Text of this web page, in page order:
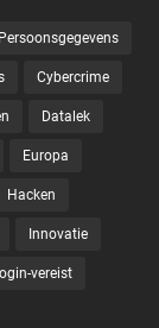
Cybercrime
Datalek
Europa
Hacken
Innovatie
login-vereist